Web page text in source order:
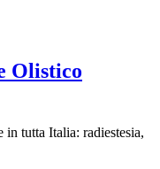
Olistico
in tutta Italia: radiestesia,